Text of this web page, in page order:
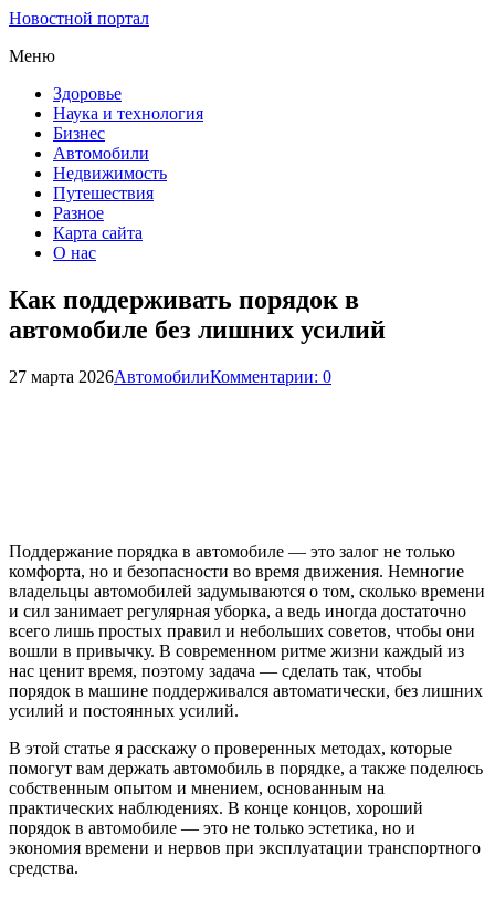
Новостной портал
Меню
Здоровье
Наука и технология
Бизнес
Автомобили
Недвижимость
Путешествия
Разное
Карта сайта
О нас
Как поддерживать порядок в
автомобиле без лишних усилий
27 марта 2026АвтомобилиКомментарии: 0
Поддержание порядка в автомобиле — это залог не только
комфорта, но и безопасности во время движения. Немногие
владельцы автомобилей задумываются о том, сколько времени
и сил занимает регулярная уборка, а ведь иногда достаточно
всего лишь простых правил и небольших советов, чтобы они
вошли в привычку. В современном ритме жизни каждый из
нас ценит время, поэтому задача — сделать так, чтобы
порядок в машине поддерживался автоматически, без лишних
усилий и постоянных усилий.
В этой статье я расскажу о проверенных методах, которые
помогут вам держать автомобиль в порядке, а также поделюсь
собственным опытом и мнением, основанным на
практических наблюдениях. В конце концов, хороший
порядок в автомобиле — это не только эстетика, но и
экономия времени и нервов при эксплуатации транспортного
средства.